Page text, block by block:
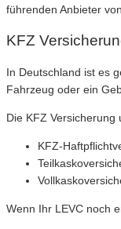
führenden Anbieter
KFZ
In Deutschland ist es
Fahrzeug oder ein
Die KFZ
KFZ-
Wenn Ihr LEVC noch